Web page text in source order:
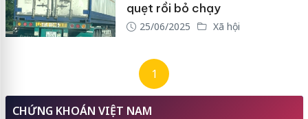
quẹt rồi bỏ chạy
25/06/2025 Xã hội
1
CHỨNG KHOÁN VIỆT NAM